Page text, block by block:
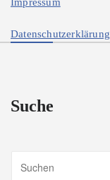
Datenschutzerklärung
Suche